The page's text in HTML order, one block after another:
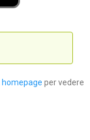
homepage per vedere